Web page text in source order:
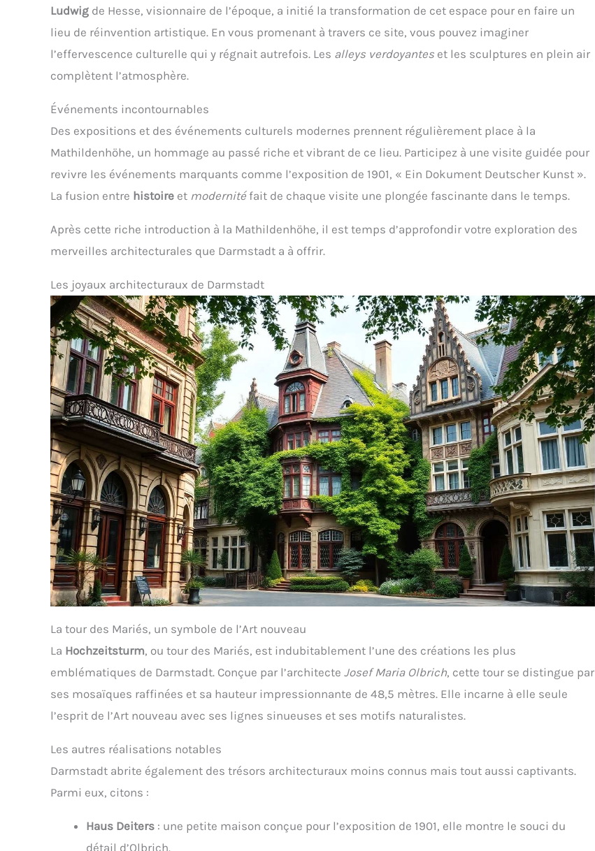
Ludwig de Hesse, visionnaire de l’époque, a initié la transformation de cet espace pour en faire un
lieu de réinvention artistique. En vous promenant à travers ce site, vous pouvez imaginer
l’effervescence culturelle qui y régnait autrefois. Les alleys verdoyantes et les sculptures en plein air
complètent l’atmosphère.
Événements incontournables
Des expositions et des événements culturels modernes prennent régulièrement place à la
Mathildenhöhe, un hommage au passé riche et vibrant de ce lieu. Participez à une visite guidée pour
revivre les événements marquants comme l’exposition de 1901, « Ein Dokument Deutscher Kunst ».
La fusion entre histoire et modernitéfait de chaque visite une plongée fascinante dans le temps.
Après cette riche introduction à la Mathildenhöhe, il est temps d’approfondir votre exploration des
merveilles architecturales que Darmstadt a à offrir.
Les joyaux architecturaux de Darmstadt
La tour des Mariés, un symbole de l’Art nouveau
La Hochzeitsturm, ou tour des Mariés, est indubitablement l’une des créations les plus
emblématiques de Darmstadt. Conçue par l’architecte Josef Maria Olbrich, cette tour se distingue par
ses mosaïques raffinées et sa hauteur impressionnante de 48,5 mètres. Elle incarne à elle seule
l’esprit de l’Art nouveau avec ses lignes sinueuses et ses motifs naturalistes.
Les autres réalisations notables
Darmstadt abrite également des trésors architecturaux moins connus mais tout aussi captivants.
Parmi eux, citons :
Haus Deiters : une petite maison conçue pour l’exposition de 1901, elle montre le souci du
détail d’Olbrich.